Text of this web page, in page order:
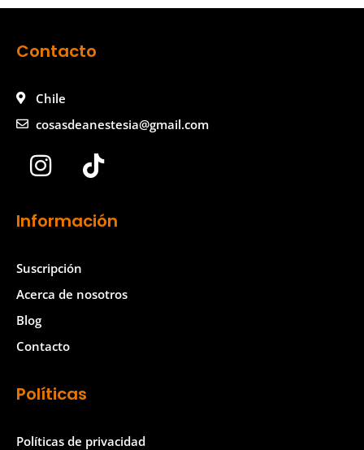
Contacto
Chile
cosasdeanestesia@gmail.com
I
n
t
a
g
r
a
m
T
i
k
t
Información
Suscripción
Acerca de nosotros
Blog
Contacto
Políticas
Políticas de privacidad